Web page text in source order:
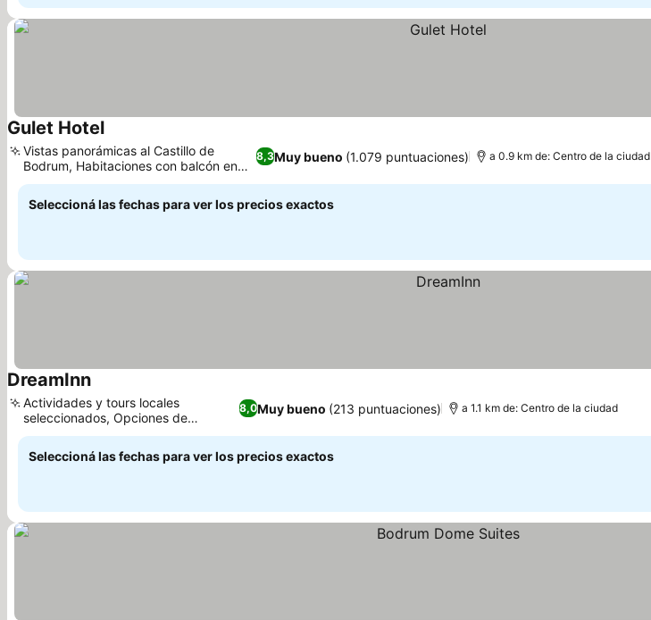
Gulet HotelVer precios
8,3Muy bueno (1.079 puntuaciones)
Vistas panorámicas al Castillo de
Bodrum, Habitaciones con balcón en
plantas superiores
a 0.9 km de: Centro de la ciudad
Seleccioná las fechas para ver los precios exactos
DreamInnVer precios
8,0Muy bueno (213 puntuaciones)
Actividades y tours locales
seleccionados, Opciones de
desayuno continental
a 1.1 km de: Centro de la ciudad
Seleccioná las fechas para ver los precios exactos